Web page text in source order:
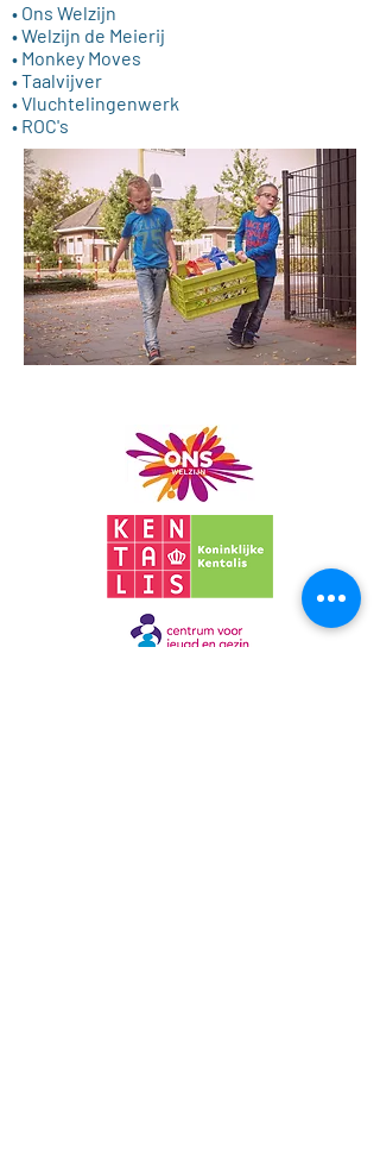
• Ons Welzijn
• Welzijn de Meierij
• Monkey Moves
• Taalvijver
• Vluchtelingenwerk
• ROC's